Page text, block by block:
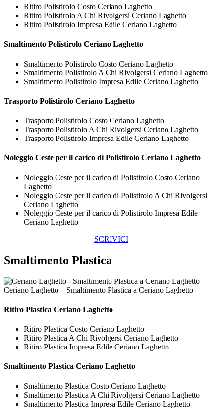
Ritiro Polistirolo Costo Ceriano Laghetto
Ritiro Polistirolo A Chi Rivolgersi Ceriano Laghetto
Ritiro Polistirolo Impresa Edile Ceriano Laghetto
Smaltimento Polistirolo Ceriano Laghetto
Smaltimento Polistirolo Costo Ceriano Laghetto
Smaltimento Polistirolo A Chi Rivolgersi Ceriano Laghetto
Smaltimento Polistirolo Impresa Edile Ceriano Laghetto
Trasporto Polistirolo Ceriano Laghetto
Trasporto Polistirolo Costo Ceriano Laghetto
Trasporto Polistirolo A Chi Rivolgersi Ceriano Laghetto
Trasporto Polistirolo Impresa Edile Ceriano Laghetto
Noleggio Ceste per il carico diPolistirolo Ceriano Laghetto
Noleggio Ceste per il carico di Polistirolo Costo Ceriano
Laghetto
Noleggio Ceste per il carico di Polistirolo A Chi Rivolgersi
Ceriano Laghetto
Noleggio Ceste per il carico di Polistirolo Impresa Edile
Ceriano Laghetto
SCRIVICI
Smaltimento Plastica
Ceriano Laghetto – Smaltimento Plastica a Ceriano Laghetto
Ritiro Plastica Ceriano Laghetto
Ritiro Plastica Costo Ceriano Laghetto
Ritiro Plastica A Chi Rivolgersi Ceriano Laghetto
Ritiro Plastica Impresa Edile Ceriano Laghetto
Smaltimento Plastica Ceriano Laghetto
Smaltimento Plastica Costo Ceriano Laghetto
Smaltimento Plastica A Chi Rivolgersi Ceriano Laghetto
Smaltimento Plastica Impresa Edile Ceriano Laghetto